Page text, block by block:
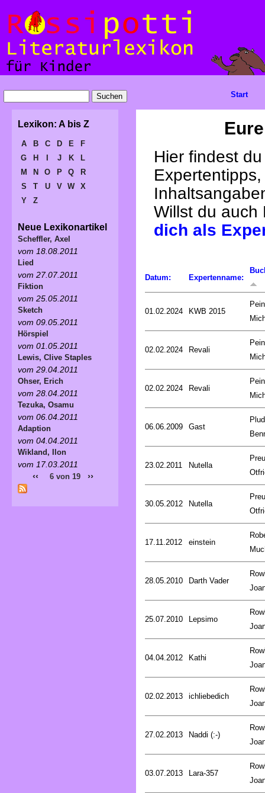
Hier findest
Willst du
dich als
Datum: Expertenname:
01.02.2024 KWB 2015
02.02.2024 Revali
02.02.2024 Revali
06.06.2009 Gast
23.02.2011 Nutella
30.05.2012 Nutella
17.11.2012 einstein
28.05.2010 Darth Vader
25.07.2010 Lepsimo
04.04.2012 Kathi
02.02.2013 ichliebedich
27.02.2013 Naddi (:-)
03.07.2013 Lara-357
Start
Lexikon: A bis Z
A B C D E
F
G
H J K
L
M
N O P Q
R
S
T U V W
X
Y
Z
Neue Lexikonartikel
Scheffler, Axel
vom 18.08.2011
Lied
vom 27.07.2011
Fiktion
vom 25.05.2011
Sketch
vom 09.05.2011
Hörspiel
vom 01.05.2011
Lewis, Clive Staples
vom 29.04.2011
Ohser, Erich
vom 28.04.2011
Tezuka, Osamu
vom 06.04.2011
Adaption
vom 04.04.2011
Wikland, Ilon
vom 17.03.2011
‹‹ 6 von 19 ››